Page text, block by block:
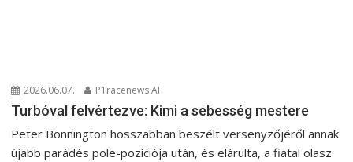
2026.06.07. P1racenews AI
Turbóval felvértezve: Kimi a sebesség mestere
Peter Bonnington hosszabban beszélt versenyzőjéről annak
újabb parádés pole-pozíciója után, és elárulta, a fiatal olasz